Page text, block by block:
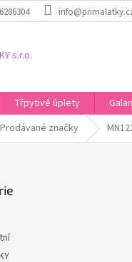
s.r.o.
Třpytivé úplety
Prodávané značky